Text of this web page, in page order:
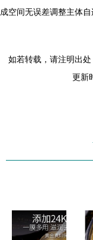
成空间无误差调整主体
如若转载，请注明出
更新